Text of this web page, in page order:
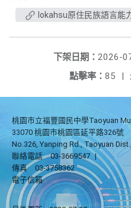
lokahsu原住民族語言能
下架日期： 2026-
點擊率： 85 |
桃園市立福豐國民中學Taoyuan
33070 桃園市桃園區延平路326號
No.326, Yanping Rd., Taoyuan
聯絡電話
03-3669547 |
傳真
03-3758362
電子信箱